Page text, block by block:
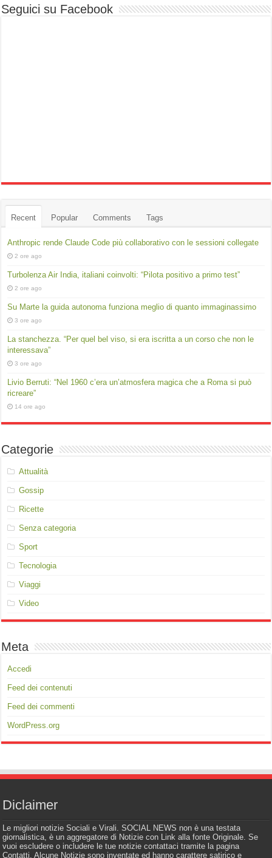
Seguici su Facebook
Recent Popular Comments Tags
Anthropic rende Claude Code più collaborativo con le sessioni collegate
2 ore ago
Turbolenza Air India, italiani coinvolti: “Pilota positivo a primo test”
2 ore ago
Su Marte la guida autonoma funziona meglio di quanto immaginassimo
3 ore ago
La stanchezza. “Per quel bel viso, si era iscritta a un corso che non le
interessava”
3 ore ago
Livio Berruti: “Nel 1960 c’era un’atmosfera magica che a Roma si può
ricreare”
14 ore ago
Categorie
Attualità
Gossip
Ricette
Senza categoria
Sport
Tecnologia
Viaggi
Video
Meta
Accedi
Feed dei contenuti
Feed dei commenti
WordPress.org
Diclaimer
Le migliori notizie Sociali e Virali. SOCIAL NEWS non è una testata
giornalistica, è un aggregatore di Notizie con Link alla fonte Originale. Se
vuoi escludere o includere le tue notizie contattaci tramite la pagina
Contatti. Alcune Notizie sono inventate ed hanno carattere satirico e